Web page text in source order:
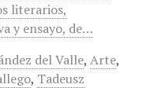
literarios,
y ensayo, de…
del Valle, Arte,
, Tadeusz